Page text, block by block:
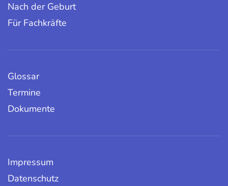
Nach der Geburt
Für Fachkräfte
Glossar
Termine
Dokumente
Impressum
Datenschutz